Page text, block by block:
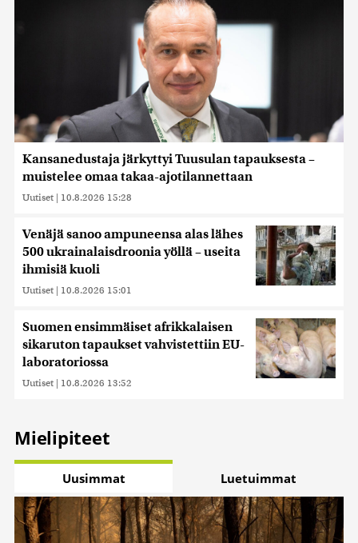
Kansanedustaja järkyttyi Tuusulan tapauksesta –
muistelee omaa takaa-ajotilannettaan
Uutiset | 10.8.2026 15:28
Venäjä sanoo ampuneensa alas lähes
500 ukrainalaisdroonia yöllä – useita
ihmisiä kuoli
Uutiset | 10.8.2026 15:01
Suomen ensimmäiset afrikkalaisen
sikaruton tapaukset vahvistettiin EU-
laboratoriossa
Uutiset | 10.8.2026 13:52
Mielipiteet
Uusimmat Luetuimmat